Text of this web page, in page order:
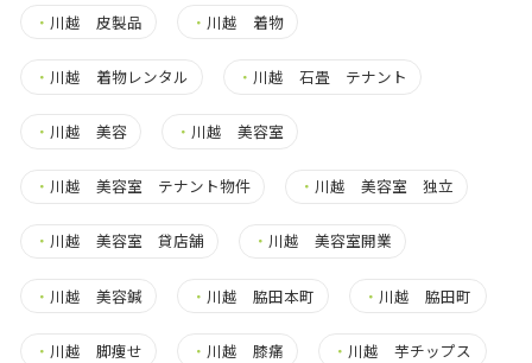
・ 川越 皮製品 ・ 川越 着物
・ 川越 着物レンタル ・ 川越 石畳 テナント
・ 川越 美容 ・ 川越 美容室
・ 川越 美容室 テナント物件 ・ 川越 美容室 独立
・ 川越 美容室 貸店舗 ・ 川越 美容室開業
・ 川越 美容鍼 ・ 川越 脇田本町 ・ 川越 脇田町
・ 川越 脚痩せ ・ 川越 膝痛 ・ 川越 芋チップス